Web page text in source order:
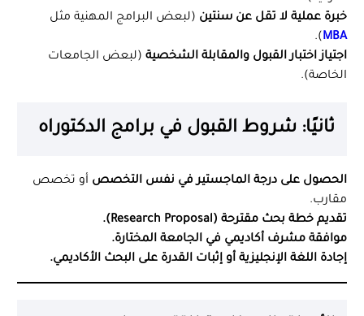
خبرة عملية لا تقل عن سنتين (لبعض البرامج المهنية مثل
MBA
).
اجتياز اختبار القبول والمقابلة الشخصية (لبعض الجامعات
الخاصة).
ثانيًا: شروط القبول في برامج الدكتوراه
الحصول على درجة الماجستير في نفس التخصص أو تخصص
مقارب.
تقديم خطة بحث مقترحة (Research Proposal).
موافقة مشرف أكاديمي في الجامعة المختارة.
إجادة اللغة الإنجليزية أو إثبات القدرة على البحث الأكاديمي.